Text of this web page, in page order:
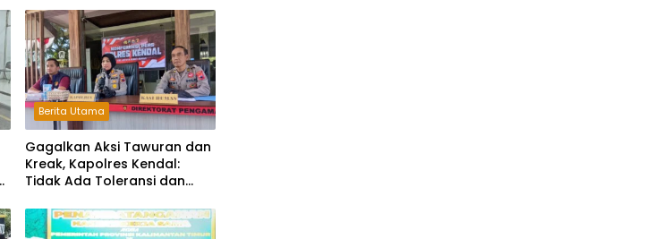
Berita Utama
Gagalkan Aksi Tawuran dan
Kreak, Kapolres Kendal:
Tidak Ada Toleransi dan
Kejahatan Jalanan